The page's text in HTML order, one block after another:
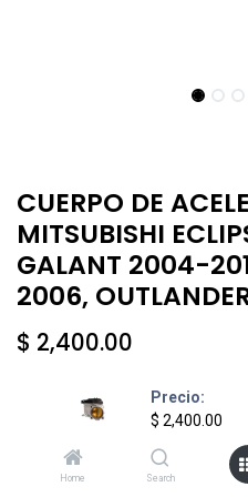
Precio:
$ 2,400.00
Home Search
CUERPO DE
MITSUBISHI
GALANT 2004-
2006,
$ 2,400.00
Añadir al carrito